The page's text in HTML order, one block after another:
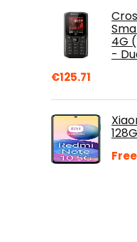
4G
-
€125.71